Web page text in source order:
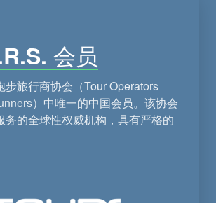
会员
步旅行商协会（Tour Operators
）中唯一的中国会员。该协会
务的全球性权威机构，具有严格的